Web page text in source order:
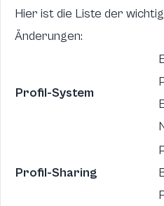
Hier ist die Liste der
Änderungen:
Profil-System
Profil-Sharing